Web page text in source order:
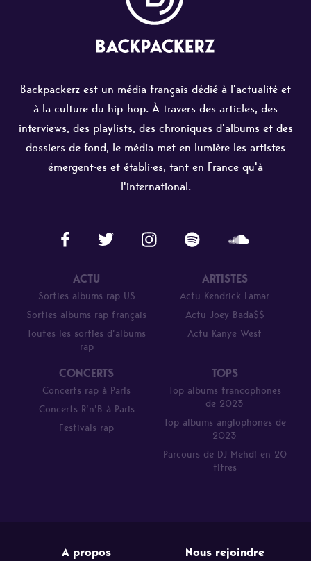
Backpackerz est un média français dédié à l'actualité et
à la culture du hip-hop. À travers des articles, des
interviews, des playlists, des chroniques d'albums et des
dossiers de fond, le média met en lumière les artistes
émergent·es et établi·es, tant en France qu'à
l'international.
ACTU
Sorties albums rap US
Sorties albums rap français
Toutes les sorties d’albums
rap
ARTISTES
Actu Kendrick Lamar
Actu Joey Bada$$
Actu Kanye West
CONCERTS
Concerts rap à Paris
Concerts R’n’B à Paris
Festivals rap
TOPS
Top albums francophones
de 2023
Top albums anglophones de
2023
Parcours de DJ Mehdi en 20
titres
A propos Nous rejoindre